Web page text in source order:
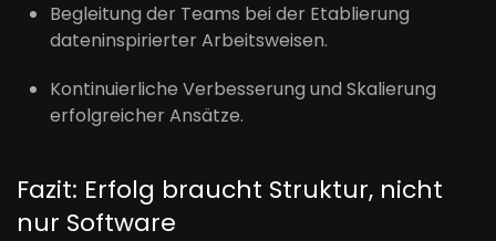
Begleitung der Teams bei der Etablierung
dateninspirierter Arbeitsweisen.
Kontinuierliche Verbesserung und Skalierung
erfolgreicher Ansätze.
Fazit: Erfolg braucht Struktur, nicht
nur Software